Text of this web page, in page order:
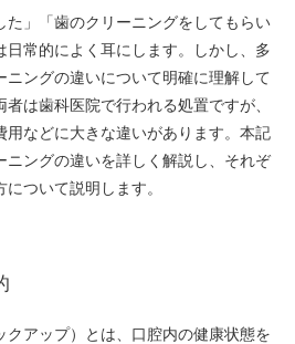
た」「歯のクリーニングをしてもらい
日常的によく耳にします。しかし、多
ニングの違いについて明確に理解して
は歯科医院で行われる処置ですが、
用などに大きな違いがあります。本記
ニングの違いを詳しく解説し、それぞ
ついて説明します。
アップ）とは、口腔内の健康状態を